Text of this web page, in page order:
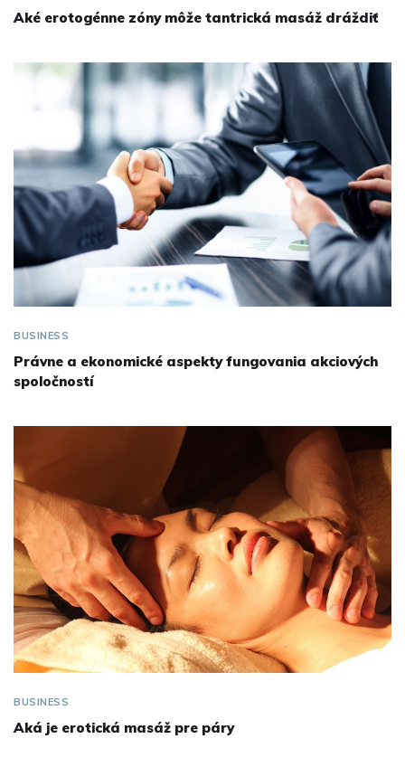
Aké erotogénne zóny môže tantrická masáž dráždiť
BUSINESS
Právne a ekonomické aspekty fungovania akciových
spoločností
BUSINESS
Aká je erotická masáž pre páry